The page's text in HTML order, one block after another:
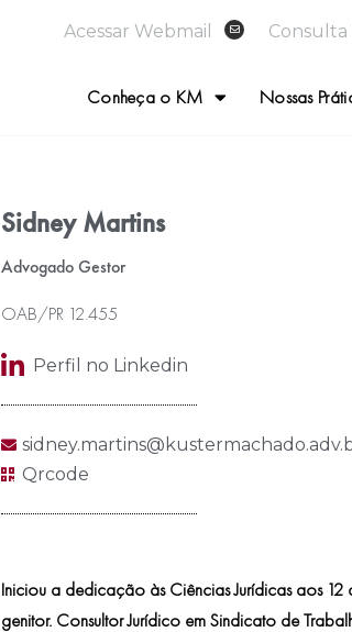
Acessar Webmail Consulta
Conheça o KM Nossas
Sidney Martins
Advogado Gestor
OAB/PR 12.455
Perfil no Linkedin
Qrcode
Iniciou a dedicação às Ciências Jurídicas aos
genitor. Consultor Jurídico em Sindicato de